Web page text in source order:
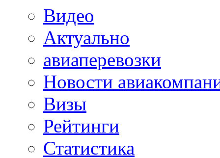
Видео
Актуально
авиаперевозки
Новости
Визы
Рейтинги
Статистика